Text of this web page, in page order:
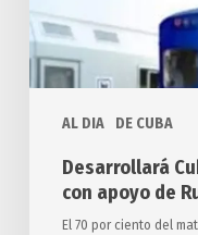
AL DIA DE CUBA
Rusia
Desarrollará
con apoyo de
El 70 por ciento del